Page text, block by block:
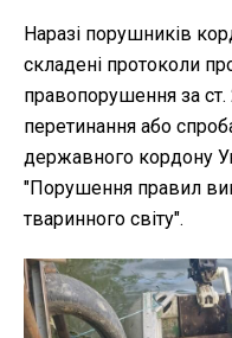
Наразі порушників
складені протоколи
правопорушення за
перетинання або
державного кордону
"Порушення правил
тваринного світу".